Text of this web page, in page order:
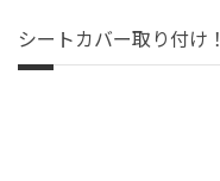
シートカバー取り付け！